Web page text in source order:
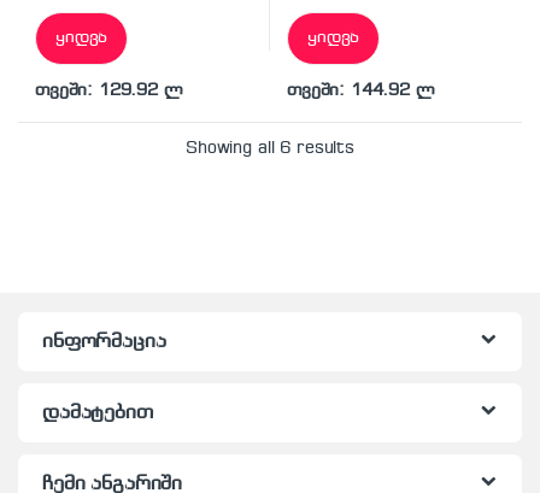
ყიდვა
თვეში: 129.92 ლ
ყიდვა
თვეში: 144.92 ლ
Showing all 6 results
ინფორმაცია
დამატებით
ჩემი ანგარიში